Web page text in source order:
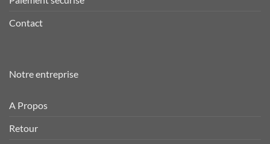
Contact
Notre entreprise
A Propos
Retour